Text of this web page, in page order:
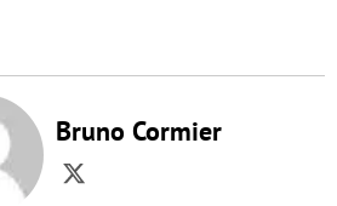
Bruno Cormier
Twitter